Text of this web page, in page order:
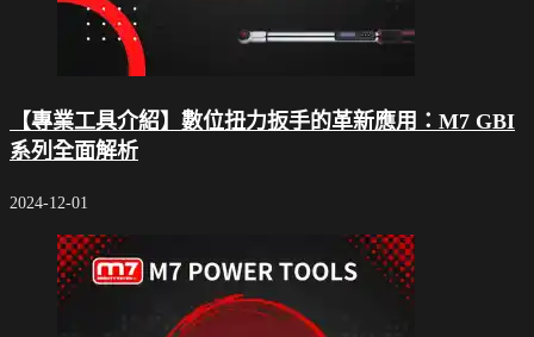
【專業工具介紹】數位扭力扳手的革新應用：M7 GBI
系列全面解析
2024-12-01